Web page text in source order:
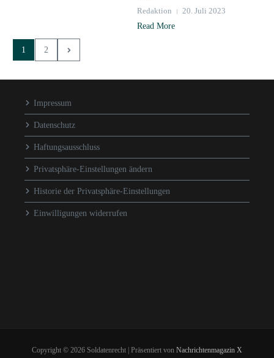
Redaktion
20. Juli 2023
Read More
1 2
Impressum
Datenschutz
Haftungsausschluss
Privatsphäre-Einstellungen ändern
Historie der Privatsphäre-Einstellungen
Einwilligungen widerrufen
Copyright © 2026 Soldatenrecht | Präsentiert von Nachrichtenmagazin X